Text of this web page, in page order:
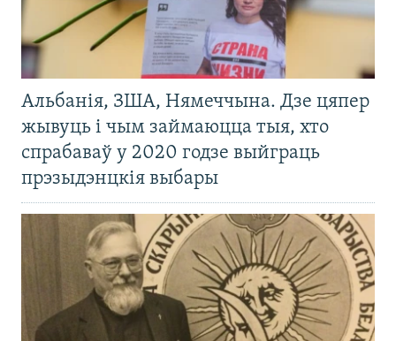
Альбанія, ЗША, Нямеччына. Дзе цяпер
жывуць і чым займаюцца тыя, хто
спрабаваў у 2020 годзе выйграць
прэзыдэнцкія выбары